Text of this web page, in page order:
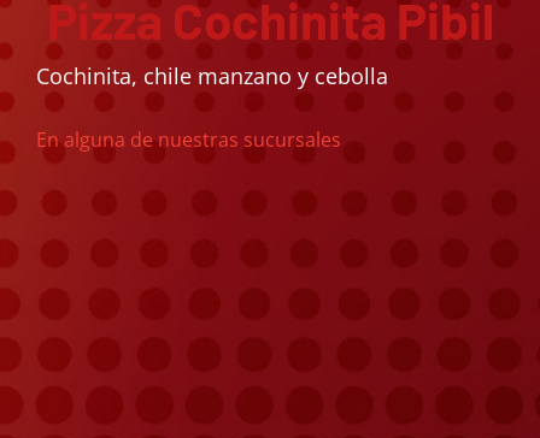
Pizza Cochinita Pibil
Cochinita, chile manzano y cebolla
En alguna de nuestras sucursales